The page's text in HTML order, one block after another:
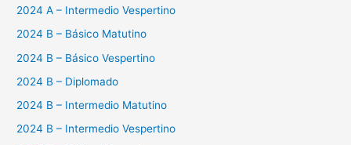
2024 A – Intermedio Vespertino
2024 B – Básico Matutino
2024 B – Básico Vespertino
2024 B – Diplomado
2024 B – Intermedio Matutino
2024 B – Intermedio Vespertino